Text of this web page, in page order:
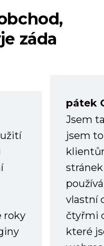
záda
roky
pátek
Jsem
jsem
vlastní
čtyřmi
které